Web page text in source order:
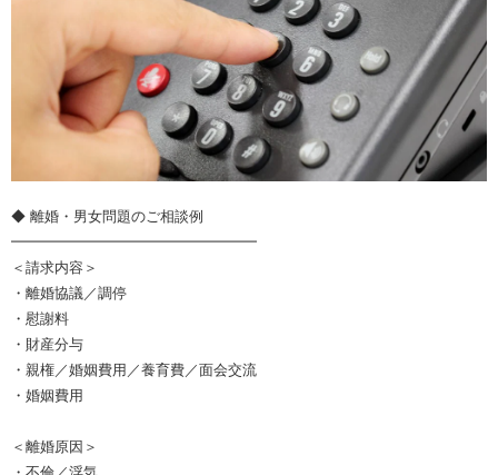
◆ 離婚・男女問題のご相談例
━━━━━━━━━━━━━━━━━
＜請求内容＞
・離婚協議／調停
・慰謝料
・財産分与
・親権／婚姻費用／養育費／面会交流
・婚姻費用
＜離婚原因＞